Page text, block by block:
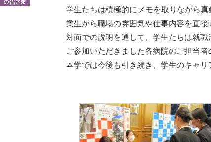
学生たちは積極的にメモを取りながら
業生から職場の雰囲気や仕事内容を直
対面での説明を通して、学生たちは就
ご参加いただきました各病院のご担当
本学では今後も引き続き、学生のキャリ
文責